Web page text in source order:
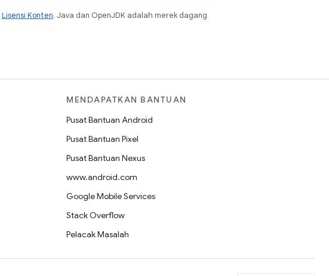
Lisensi Konten. Java dan OpenJDK adalah merek dagang
MENDAPATKAN BANTUAN
Pusat Bantuan Android
Pusat Bantuan Pixel
Pusat Bantuan Nexus
www.android.com
Google Mobile Services
Stack Overflow
Pelacak Masalah